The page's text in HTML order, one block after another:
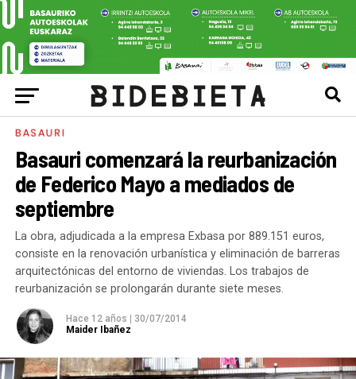
BASAURI
Basauri comenzará la reurbanización
de Federico Mayo a mediados de
septiembre
La obra, adjudicada a la empresa Exbasa por 889.151 euros,
consiste en la renovación urbanística y eliminación de barreras
arquitectónicas del entorno de viviendas. Los trabajos de
reurbanización se prolongarán durante siete meses.
Hace 12 años
30/07/2014
Maider Ibañez